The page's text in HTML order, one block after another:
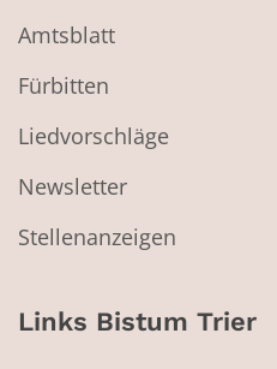
Amtsblatt
Fürbitten
Liedvorschläge
Newsletter
Stellenanzeigen
Links Bistum Trier